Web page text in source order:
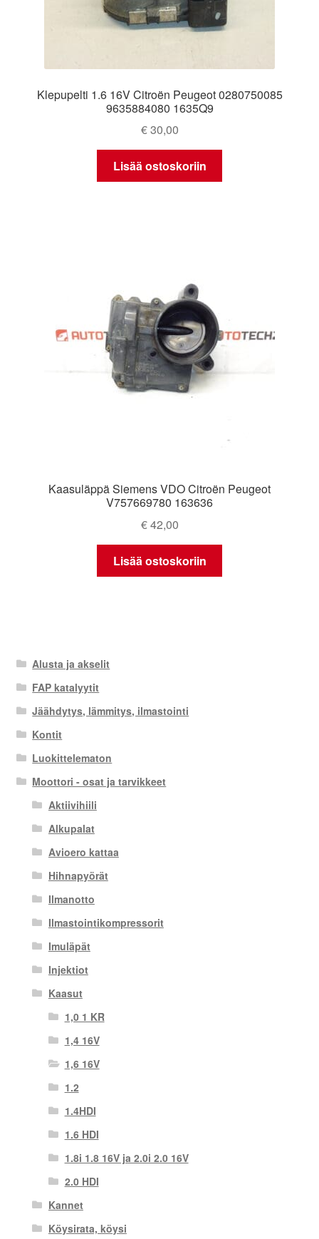
Klepupelti 1.6 16V Citroën Peugeot 0280750085
9635884080 1635Q9
€30,00
Lisää ostoskoriin
Kaasuläppä Siemens VDO Citroën Peugeot
V757669780 163636
€42,00
Lisää ostoskoriin
Alusta ja akselit
FAP katalyytit
Jäähdytys, lämmitys, ilmastointi
Kontit
Luokittelematon
Moottori - osat ja tarvikkeet
Aktiivihiili
Alkupalat
Avioero kattaa
Hihnapyörät
Ilmanotto
Ilmastointikompressorit
Imuläpät
Injektiot
Kaasut
1,0 1 KR
1,4 16V
1,6 16V
1.2
1.4HDI
1.6 HDI
1.8i 1.8 16V ja 2.0i 2.0 16V
2.0 HDI
Kannet
Köysirata, köysi